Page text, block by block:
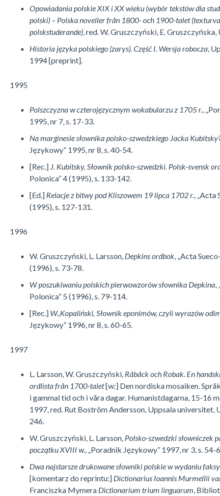
Opowiadania polskie XIX i XX wieku (wybór tekstów dla
polski) – Polska noveller från 1800- och 1900-talet
polskstuderande) , red. W. Gruszczyński, E.
Historia języka polskiego (zarys). Część I. Wersja robocza ,
1994 [pre­print].
1995
Polszczyzna w czterojęzycznym wokabularzu z 1705 r.
,
1995, nr 7, s. 17-33.
Na marginesie słownika polsko-szwedzkiego Jacka
Językowy” 1995, nr 8, s. 40-54.
[Rec.] J. Kubitsky, Słownik polsko-szwedzki. Polsk-svensk
Polonica” 4 (1995), s. 133-142.
[Ed.] Relacje z bitwy pod Kliszowem 19 lipca 1702 r.
,
(1995), s. 127-131.
1996
W. Gruszczyński, L. Larsson, Depkins ordbok , „Acta
(1996), s. 73-78.
W poszukiwaniu polskich pierwowzorów słownika Depkina
Polonica” 5 (1996), s. 79-114.
[Rec.] W.,Kopaliński, Słownik eponimów, czyli wyrazów
Językowy” 1996, nr 8, s. 60-65.
1997
L. Larsson, W. Gruszczyński, Råbåck och Robak. En
ordlista från 1700-talet[w:] Den nordiska mosaiken.
i gammal tid och i våra dagar. Humanistdagarna, 15-16
1997, red. Rut Boström Andersson, Uppsala universitet,
246.
W. Gruszczyński, L. Larsson, Polsko-szwedzki słowniczek
początku XVIII w. , „Poradnik Językowy” 1997, nr 3, s. 54-
Dwa najstarsze drukowane słowniki polskie w wydaniu
[komentarz do reprintu:] Dictionarius Ioannis Murmellii
Franciszka Mymera Dictionarium trium linguarum ,